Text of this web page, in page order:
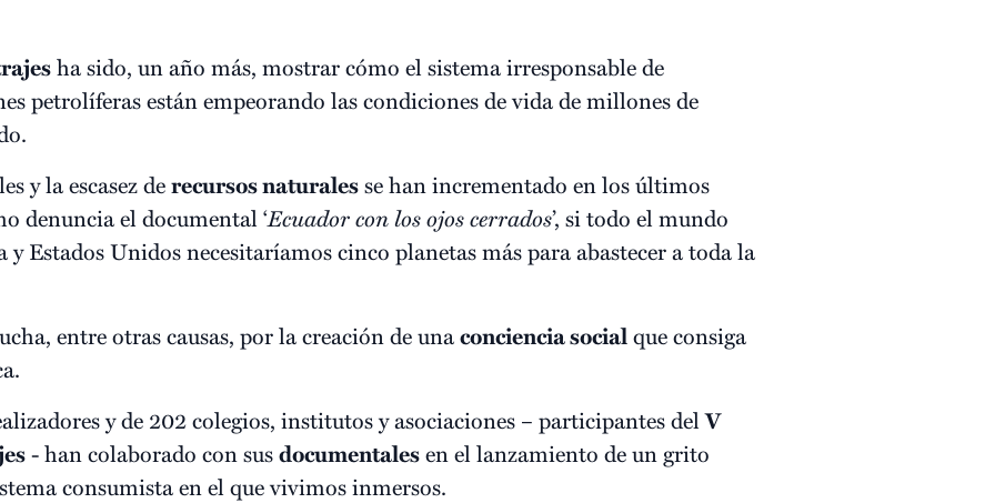
ha sido, un año más, mostrar cómo el sistema irresponsable de
petrolíferas están empeorando las condiciones de vida de millones de
y la escasez derecursos naturalesse han incrementado en los últimos
denuncia el documental ‘Ecuador con los ojos cerrados’, si todo el mundo
y Estados Unidos necesitaríamos cinco planetas más para abastecer a toda la
entre otras causas, por la creación de unaconciencia socialque consiga
y de 202 colegios, institutos y asociaciones – participantes delV
- han colaborado con susdocumentalesen el lanzamiento de un grito
consumista en el que vivimos inmersos.